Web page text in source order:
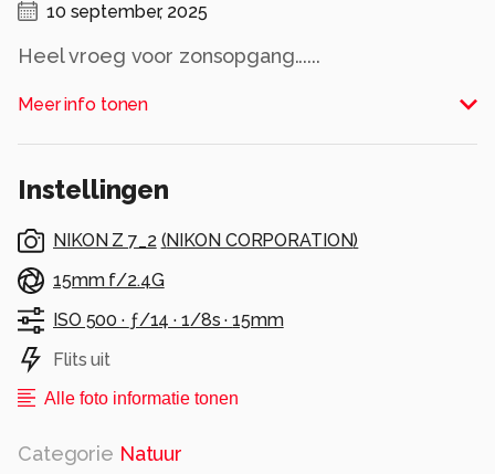
10 september, 2025
Heel vroeg voor zonsopgang......
Alle rechten voorbehouden
Meer info tonen
Instellingen
NIKON Z 7_2 (NIKON CORPORATION)
15mm f/2.4G
ISO 500 · ƒ/14 · 1/8s ·15mm
Flits uit
Alle foto informatie tonen
Categorie Natuur